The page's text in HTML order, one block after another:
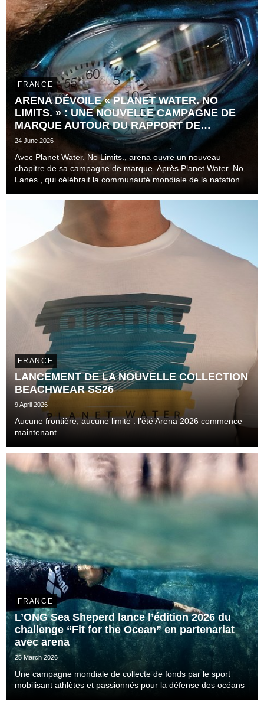
FRANCE
ARENA DÉVOILE « PLANET WATER. NO
LIMITS. » : UNE NOUVELLE CAMPAGNE DE
MARQUE AUTOUR DU RAPPORT DE
L'ATHLÈTE AU TEMPS
24 June 2026
Avec Planet Water. No Limits., arena ouvre un nouveau
chapitre de sa campagne de marque. Après Planet Water. No
Lanes., qui célébrait la communauté mondiale de la natation
pratique, la marque s'attaque désormais à l...
FRANCE
LANCEMENT DE LA NOUVELLE COLLECTION
BEACHWEAR SS26
9 April 2026
Aucune frontière, aucune limite : l'été Arena 2026 commence
maintenant.
FRANCE
L’ONG Sea Sheperd lance l’édition 2026 du
challenge “Fit for the Ocean” en partenariat
avec arena
25 March 2026
Une campagne mondiale de collecte de fonds par le sport
mobilisant athlètes et passionnés pour la défense des océans